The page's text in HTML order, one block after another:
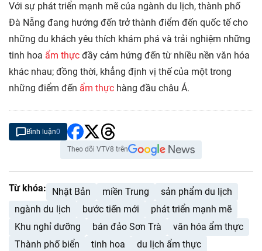
Với sự phát triển mạnh mẽ của ngành du lịch, thành phố
Đà Nẵng đang hướng đến trở thành điểm đến quốc tế cho
những du khách yêu thích khám phá và trải nghiệm những
tinh hoa ẩm thực đầy cảm hứng đến từ nhiều nền văn hóa
khác nhau; đồng thời, khẳng định vị thế của một trong
những điểm đến ẩm thực hàng đầu châu Á.
Bình luận0
Theo dõi VTV8 trên
Từ khóa: Nhật Bản miền Trung
sản phẩm du lịch
ngành du lịch
bước tiến mới
phát triển mạnh mẽ
Khu nghỉ dưỡng
bán đảo Sơn Trà
văn hóa ẩm thực
Thành phố biển
tinh hoa
du lịch ẩm thực